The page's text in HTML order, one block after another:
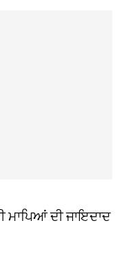
ਮਾਪਿਆਂ ਦੀ ਜਾਇਦਾਦ